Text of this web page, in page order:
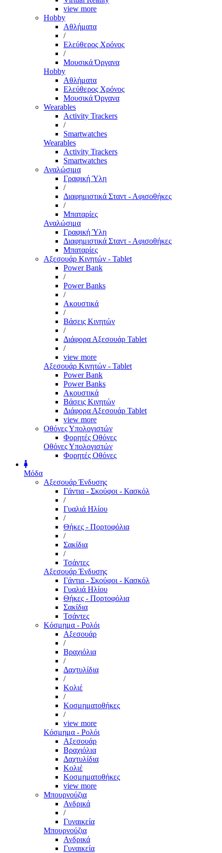
view more
Hobby
Αθλήματα
/
Ελεύθερος Χρόνος
/
Μουσικά Όργανα
Hobby
Αθλήματα
Ελεύθερος Χρόνος
Μουσικά Όργανα
Wearables
Activity Trackers
/
Smartwatches
Wearables
Activity Trackers
Smartwatches
Αναλώσιμα
Γραφική Ύλη
/
Διαφημιστικά Σταντ - Αφισοθήκες
/
Μπαταρίες
Αναλώσιμα
Γραφική Ύλη
Διαφημιστικά Σταντ - Αφισοθήκες
Μπαταρίες
Αξεσουάρ Κινητών - Tablet
Power Bank
/
Power Banks
/
Ακουστικά
/
Βάσεις Κινητών
/
Διάφορα Αξεσουάρ Tablet
/
view more
Αξεσουάρ Κινητών - Tablet
Power Bank
Power Banks
Ακουστικά
Βάσεις Κινητών
Διάφορα Αξεσουάρ Tablet
view more
Οθόνες Υπολογιστών
Φορητές Οθόνες
Οθόνες Υπολογιστών
Φορητές Οθόνες
Μόδα
Αξεσουάρ Ένδυσης
Γάντια - Σκούφοι - Κασκόλ
/
Γυαλιά Ηλίου
/
Θήκες - Πορτοφόλια
/
Σακίδια
/
Τσάντες
Αξεσουάρ Ένδυσης
Γάντια - Σκούφοι - Κασκόλ
Γυαλιά Ηλίου
Θήκες - Πορτοφόλια
Σακίδια
Τσάντες
Κόσμημα - Ρολόι
Αξεσουάρ
/
Βραχιόλια
/
Δαχτυλίδια
/
Κολιέ
/
Κοσμηματοθήκες
/
view more
Κόσμημα - Ρολόι
Αξεσουάρ
Βραχιόλια
Δαχτυλίδια
Κολιέ
Κοσμηματοθήκες
view more
Μπουρνούζια
Ανδρικά
/
Γυναικεία
Μπουρνούζια
Ανδρικά
Γυναικεία